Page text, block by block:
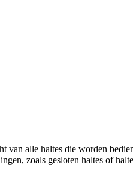
alle haltes die worden
zoals gesloten haltes of